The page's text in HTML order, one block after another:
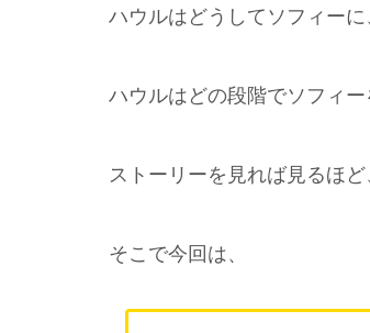
ハウルはどうしてソフィー
ハウルはどの段階でソフィ
ストーリーを見れば見るほ
そこで今回は、